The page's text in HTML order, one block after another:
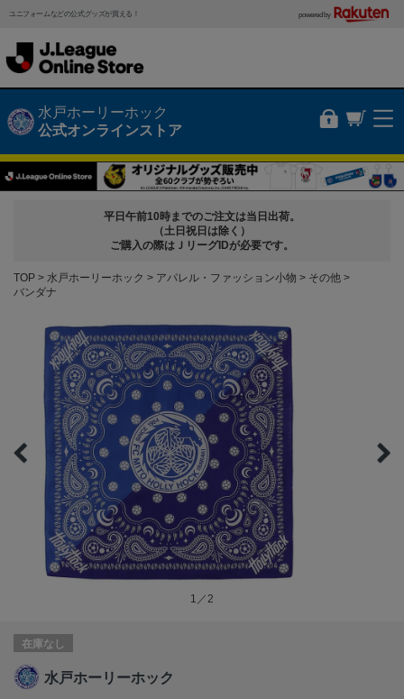
ユニフォームなどの公式グッズが買える！ powered by
水戸ホーリーホック
公式オンラインストア
平日午前10時までのご注文は当日出荷。
（土日祝日は除く）
ご購入の際はＪリーグIDが必要です。
TOP 水戸ホーリーホック アパレル・ファッション小物
その他
バンダナ
1／2
在庫なし
水戸ホーリーホック